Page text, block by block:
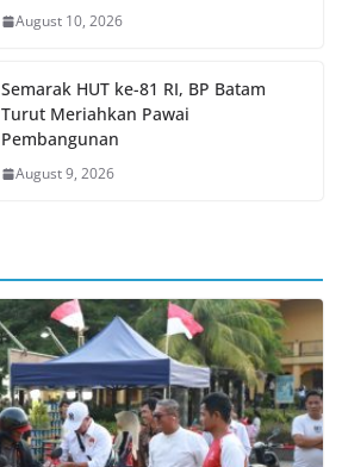
August 10, 2026
Semarak HUT ke-81 RI, BP Batam
Turut Meriahkan Pawai
Pembangunan
August 9, 2026